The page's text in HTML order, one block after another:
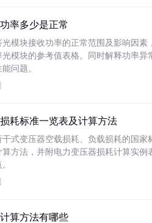
率多少是正常
模块接收功率的正常范围及影响因
模块的参考值表格。同时解释功率
问题。
耗标准一览表及计算方法
式变压器空载损耗、负载损耗的国家
方法，并附电力变压器损耗计算实例
算方法有哪些